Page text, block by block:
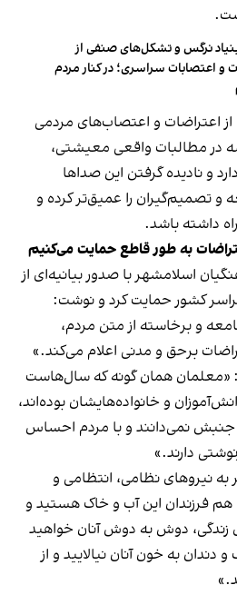
نرگس و تشکل‌های صنفی از
و اعتصابات سراسری؛ در کنار مردم
از اعتراضات و اعتصاب‌های مردمی
در مطالبات واقعی معیشتی،
و نادیده گرفتن این صداها
و تصمیم‌گیران را عمیق‌تر کرده و
داشته باشد.
به طور قاطع حمایت می‌کنیم
اسلامشهر با صدور بیانیه‌ای از
کشور حمایت کرد و نوشت:
و برخاسته از متن مردم،
برحق و مدنی اعلام می‌کند.»
«معلمان همان گونه که سال‌هاست
و خانواده‌هایشان بوده‌اند،
جنبش نمی‌دانند و با مردم احساس
دارند.»
به نیروهای نظامی، انتظامی و
هم فرزندان این آب و خاک هستید و
زندگی، دوش به دوش آنان خواهید
به خون آنان نیالایید و از